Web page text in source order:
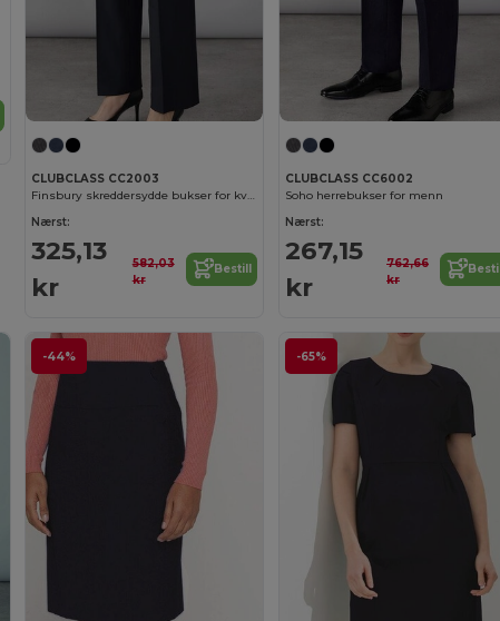
CLUBCLASS CC2003
Finsbury skreddersydde bukser for kvinner
Nærst:
325,13
kr
582,03
kr
Bestill
CLUBCLASS CC6002
Soho herrebukser for menn
Nærst:
267,15
kr
762,66
kr
Bestill
-44% -65%